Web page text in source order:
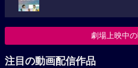
劇場上映中
注目の動画配信作品